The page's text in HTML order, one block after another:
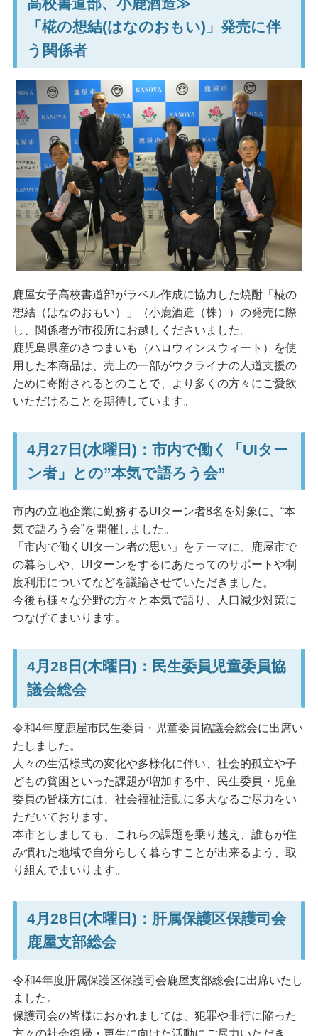
高校書道部、小鹿酒造≫
「椛の想結(はなのおもい)」発売に伴
う関係者
鹿屋女子高校書道部がラベル作成に協力した焼酎「椛の
想結（はなのおもい）」（小鹿酒造（株））の発売に際
し、関係者が市役所にお越しくださいました。
鹿児島県産のさつまいも（ハロウィンスウィート）を使
用した本商品は、売上の一部がウクライナの人道支援の
ために寄附されるとのことで、より多くの方々にご愛飲
いただけることを期待しています。
4月27日(水曜日)：市内で働く「UIター
ン者」との”本気で語ろう会”
市内の立地企業に勤務するUIターン者8名を対象に、“本
気で語ろう会”を開催しました。
「市内で働くUIターン者の思い」をテーマに、鹿屋市で
の暮らしや、UIターンをするにあたってのサポートや制
度利用についてなどを議論させていただきました。
今後も様々な分野の方々と本気で語り、人口減少対策に
つなげてまいります。
4月28日(木曜日)：民生委員児童委員協
議会総会
令和4年度鹿屋市民生委員・児童委員協議会総会に出席い
たしました。
人々の生活様式の変化や多様化に伴い、社会的孤立や子
どもの貧困といった課題が増加する中、民生委員・児童
委員の皆様方には、社会福祉活動に多大なるご尽力をい
ただいております。
本市としましても、これらの課題を乗り越え、誰もが住
み慣れた地域で自分らしく暮らすことが出来るよう、取
り組んでまいります。
4月28日(木曜日)：肝属保護区保護司会
鹿屋支部総会
令和4年度肝属保護区保護司会鹿屋支部総会に出席いたし
ました。
保護司会の皆様におかれましては、犯罪や非行に陥った